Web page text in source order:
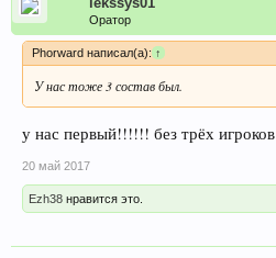
Оратор
Phorward написал(а):↑
У нас тоже 3 состав был.
у нас первый!!!!!! без трёх игроков
20 май 2017
Ezh38 нравится это.